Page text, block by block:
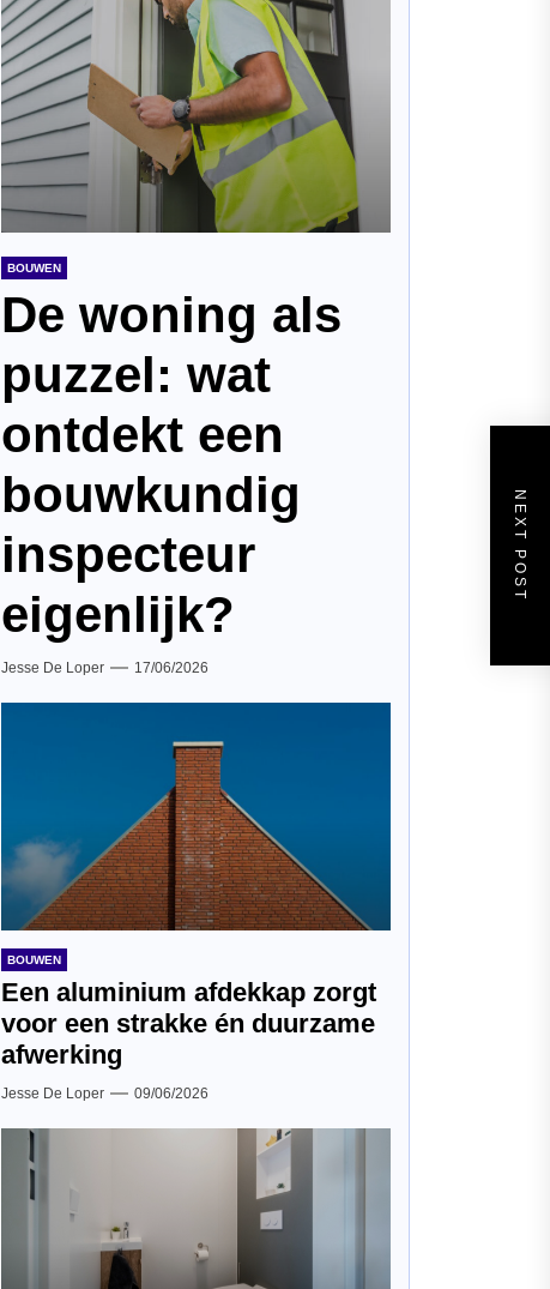
NEXT POST
BOUWEN
De woning als
puzzel: wat
ontdekt een
bouwkundig
inspecteur
eigenlijk?
Jesse De Loper 17/06/2026
BOUWEN
Een aluminium afdekkap zorgt
voor een strakke én duurzame
afwerking
Jesse De Loper 09/06/2026